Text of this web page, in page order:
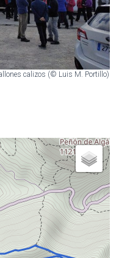
calizos (© Luis M. Portillo)